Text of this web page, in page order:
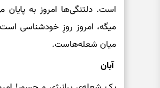
است. دلتنگی‌ها امروز به
میگه، امروز روزِ خودشناسی
میان شعله‌هاست.
آبان